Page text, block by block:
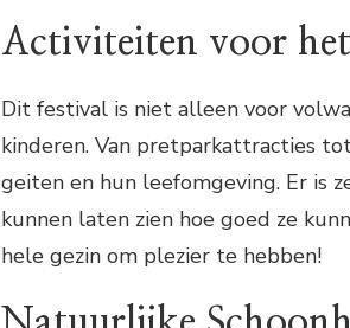
Activiteiten voor
Dit festival is niet alleen voor
kinderen. Van pretparkattracties
geiten en hun leefomgeving. Er is
kunnen laten zien hoe goed ze
hele gezin om plezier te hebben!